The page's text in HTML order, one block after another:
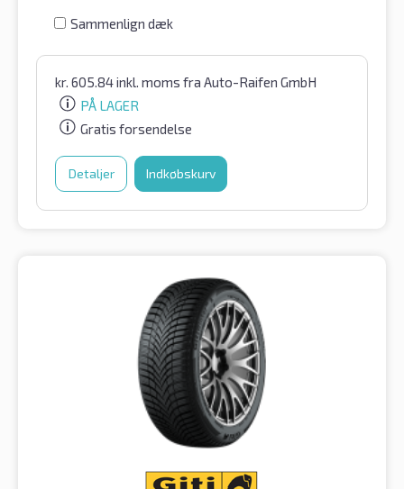
Sammenlign dæk
kr. 605.84inkl. moms fra Auto-Raifen GmbH
PÅ LAGER
Gratis forsendelse
Detaljer Indkøbskurv